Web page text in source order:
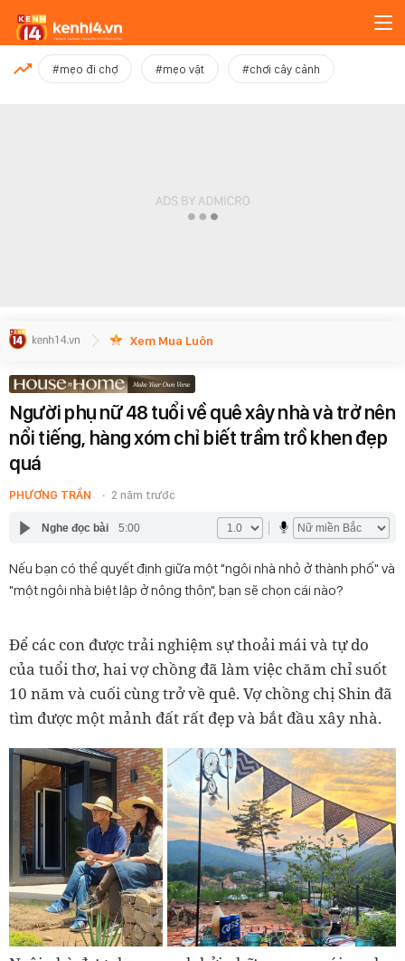
MỚI NHẤT
#mẹo đi chợ #mẹo vặt #chơi cây cảnh
Xem Mua Luôn
Người phụ nữ 48 tuổi về quê xây nhà và trở nên
nổi tiếng, hàng xóm chỉ biết trầm trồ khen đẹp
quá
PHƯƠNG TRẦN 2 năm trước
Nghe đọc bài 5:00
Nếu bạn có thể quyết định giữa một "ngôi nhà nhỏ ở thành phố" và
"một ngôi nhà biệt lập ở nông thôn", bạn sẽ chọn cái nào?
Để các con được trải nghiệm sự thoải mái và tự do
của tuổi thơ, hai vợ chồng đã làm việc chăm chỉ suốt
10 năm và cuối cùng trở về quê. Vợ chồng chị Shin đã
tìm được một mảnh đất rất đẹp và bắt đầu xây nhà.